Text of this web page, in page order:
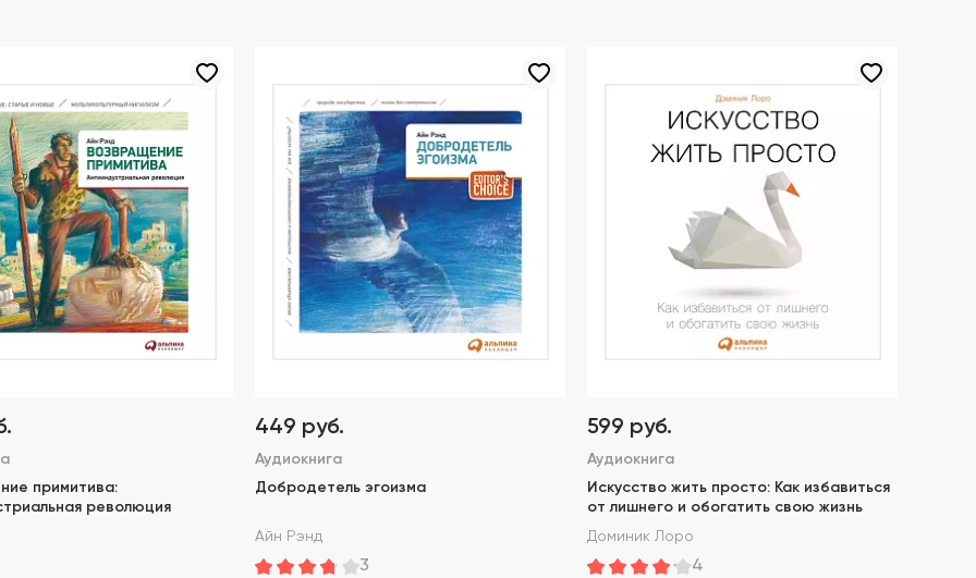
примитива:
революция
449 руб.
Аудиокнига
Добродетель эгоизма
Айн Рэнд
3
599 руб.
Аудиокнига
Искусство жить просто: Как избавиться
от лишнего и обогатить свою жизнь
Доминик Лоро
4